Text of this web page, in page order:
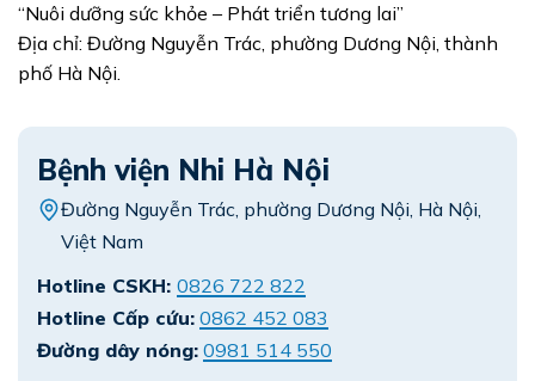
“Nuôi dưỡng sức khỏe – Phát triển tương lai”
Địa chỉ: Đường Nguyễn Trác, phường Dương Nội, thành
phố Hà Nội.
Bệnh viện Nhi Hà Nội
Đường Nguyễn Trác, phường Dương Nội, Hà Nội,
Việt Nam
Hotline CSKH: 0826 722 822
Hotline Cấp cứu: 0862 452 083
Đường dây nóng: 0981 514 550